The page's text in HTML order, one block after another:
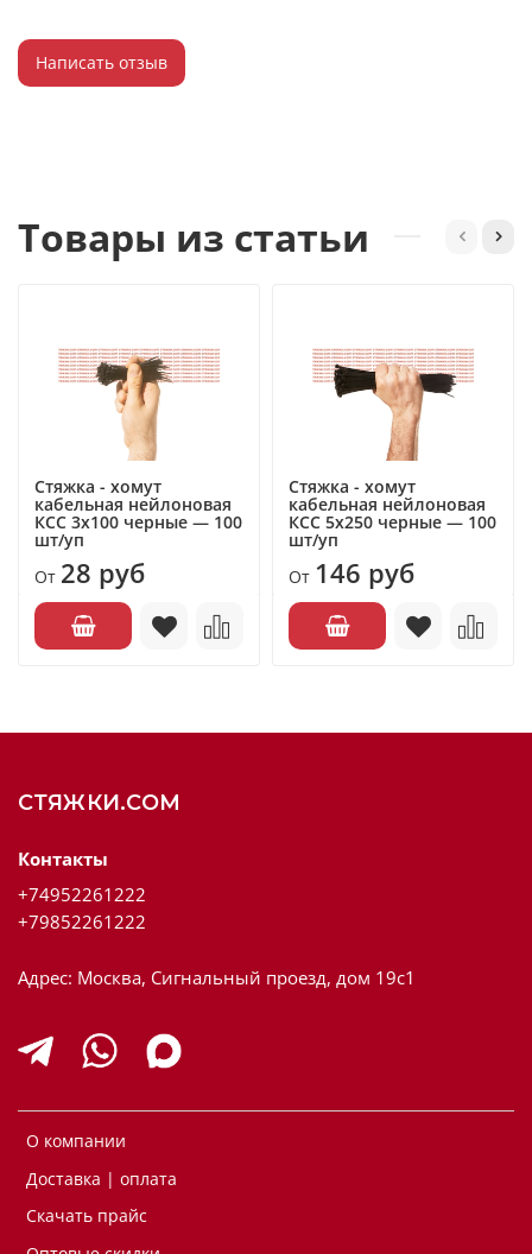
Написать отзыв
Товары из статьи
Стяжка - хомут
кабельная нейлоновая
КСС 3х100 черные — 100
шт/уп
От 28 руб
Стяжка - хомут
кабельная нейлоновая
КСС 5х250 черные — 100
шт/уп
От 146 руб
СТЯЖКИ.COM
О компании
Доставка | оплата
Скачать прайс
Контакты
+74952261222
+79852261222
Адрес: Москва, Сигнальный проезд, дом 19с1